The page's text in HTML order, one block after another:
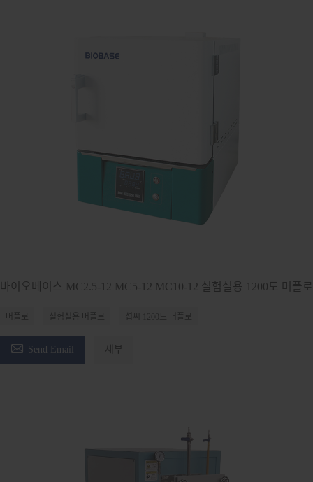
바이오베이스 MC2.5-12 MC5-12 MC10-12 실험실용 1200도 머플로
머플로 실험실용 머플로 섭씨 1200도 머플로
 Send Email 세부